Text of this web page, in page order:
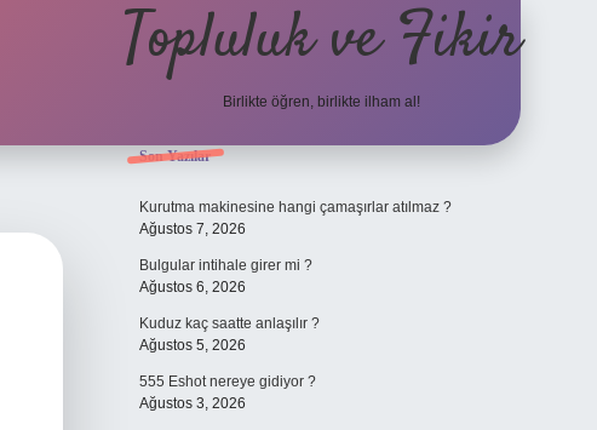
Topluluk ve Fikir
Birlikte öğren, birlikte ilham al!
Sidebar
Son Yazılar
Kurutma makinesine hangi çamaşırlar atılmaz ?
Ağustos 7, 2026
Bulgular intihale girer mi ?
Ağustos 6, 2026
Kuduz kaç saatte anlaşılır ?
Ağustos 5, 2026
555 Eshot nereye gidiyor ?
Ağustos 3, 2026